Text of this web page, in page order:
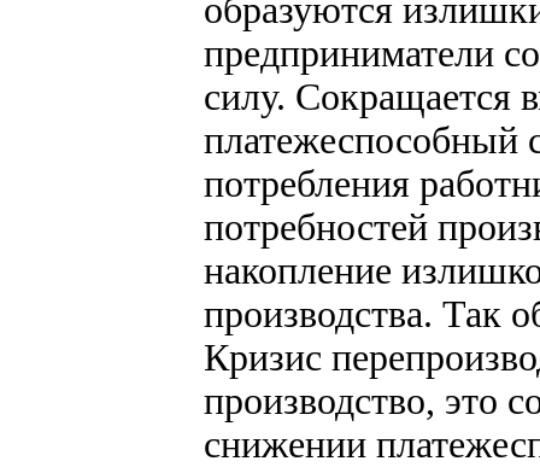
образуются
предприниматели
силу. Сокращается
платежеспособный
потребления
потребностей
накопление
производства. Так
Кризис
производство, это
снижении